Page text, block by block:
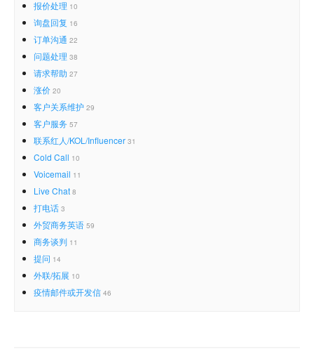
报价处理 10
询盘回复 16
订单沟通 22
问题处理 38
请求帮助 27
涨价 20
客户关系维护 29
客户服务 57
联系红人/KOL/Influencer 31
Cold Call 10
Voicemail 11
Live Chat 8
打电话 3
外贸商务英语 59
商务谈判 11
提问 14
外联/拓展 10
疫情邮件或开发信 46